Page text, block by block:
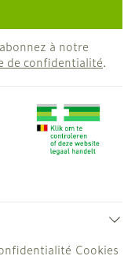
à notre
de confidentialité.
Cookies